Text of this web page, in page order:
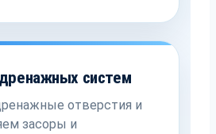
систем
отверстия и
засоры и